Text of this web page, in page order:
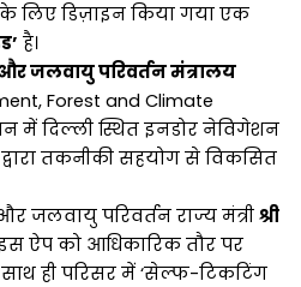
लिए डिज़ाइन किया गया एक
है।
जलवायु परिवर्तन मंत्रालय
Forest and Climate
में दिल्ली स्थित इनडोर नेविगेशन
द्वारा तकनीकी सहयोग से विकसित
जलवायु परिवर्तन राज्य मंत्रीश्री
इस ऐप को आधिकारिक तौर पर
ही परिसर में ‘सेल्फ-टिकटिंग